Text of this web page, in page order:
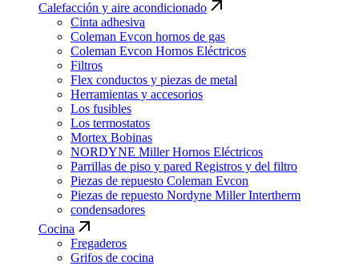
Calefacción y aire acondicionado
Cinta adhesiva
Coleman Evcon hornos de gas
Coleman Evcon Hornos Eléctricos
Filtros
Flex conductos y piezas de metal
Herramientas y accesorios
Los fusibles
Los termostatos
Mortex Bobinas
NORDYNE Miller Hornos Eléctricos
Parrillas de piso y pared Registros y del filtro
Piezas de repuesto Coleman Evcon
Piezas de repuesto Nordyne Miller Intertherm
condensadores
Cocina
Fregaderos
Grifos de cocina